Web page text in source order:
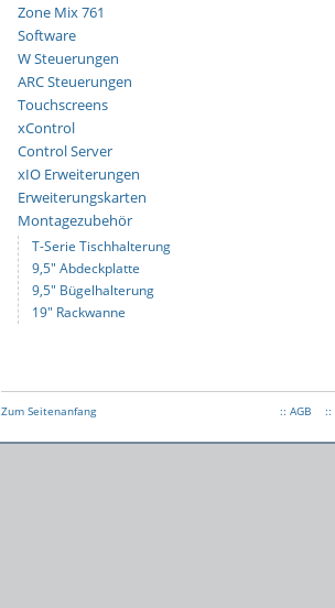
Zone Mix 761
Software
W Steuerungen
ARC Steuerungen
Touchscreens
xControl
Control Server
xIO Erweiterungen
Erweiterungskarten
Montagezubehör
T-Serie Tischhalterung
9,5″ Abdeckplatte
9,5″ Bügelhalterung
19″ Rackwanne
Zum Seitenanfang :: AGB ::